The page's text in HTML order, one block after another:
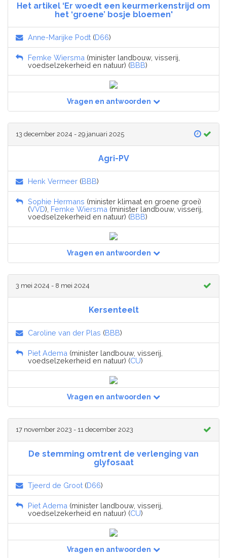
Het artikel ‘Er woedt een keurmerkenstrijd om
het ‘groene’ bosje bloemen'
Anne-Marijke Podt (D66)
Femke Wiersma (minister landbouw, visserij,
voedselzekerheid en natuur) (BBB)
Vragen en antwoorden
13 december 2024 - 29 januari 2025
Agri-PV
Henk Vermeer (BBB)
Sophie Hermans (minister klimaat en groene groei)
(VVD), Femke Wiersma (minister landbouw, visserij,
voedselzekerheid en natuur) (BBB)
Vragen en antwoorden
3 mei 2024 - 8 mei 2024
Kersenteelt
Caroline van der Plas (BBB)
Piet Adema (minister landbouw, visserij,
voedselzekerheid en natuur) (CU)
Vragen en antwoorden
17 november 2023 - 11 december 2023
De stemming omtrent de verlenging van
glyfosaat
Tjeerd de Groot (D66)
Piet Adema (minister landbouw, visserij,
voedselzekerheid en natuur) (CU)
Vragen en antwoorden